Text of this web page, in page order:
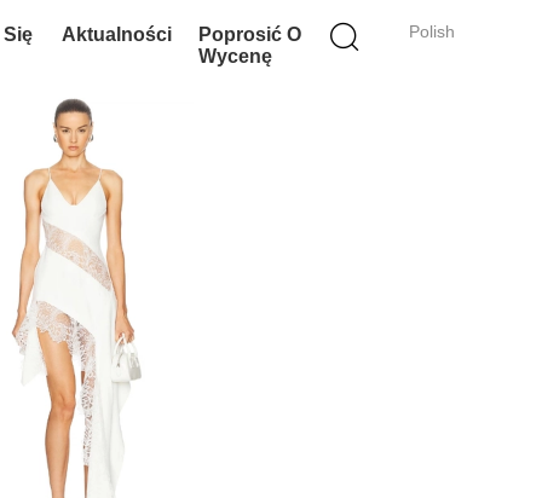
Polish
Aktualności
Poprosić O
Wycenę